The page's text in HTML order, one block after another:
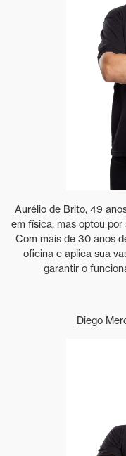
Aurélio de Brito, 49
em física, mas optou
Com mais de 30 anos
oficina e aplica sua
garantir o
Diego